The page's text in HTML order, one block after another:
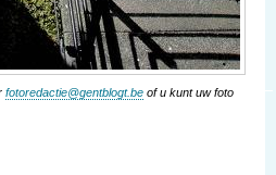
fotoredactie@gentblogt.be of u kunt uw foto